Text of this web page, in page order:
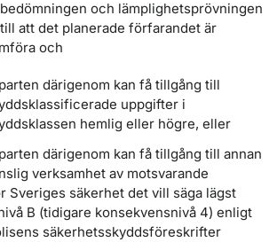
och lämplighetsprövningen
att det planerade förfarandet är
och
därigenom kan få tillgång till
uppgifter i
hemlig eller högre, eller
därigenom kan få tillgång till annan
verksamhet av motsvarande
Sveriges säkerhet det vill säga lägst
B (tidigare konsekvensnivå 4) enligt
säkerhetsskyddsföreskrifter